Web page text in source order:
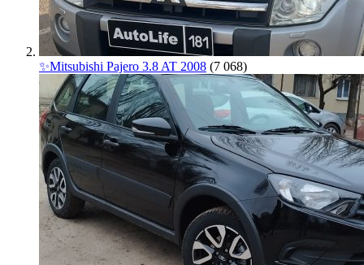
✨Mitsubishi Pajero 3.8 AT 2008 (7 068)